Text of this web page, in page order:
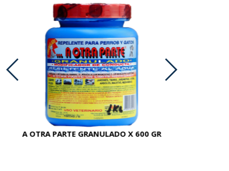
A OTRA PARTE GRANULADO X 600 GR